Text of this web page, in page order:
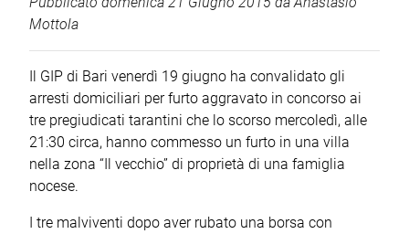
Mottola
Il GIP di Bari venerdì 19 giugno ha convalidato gli
arresti domiciliari per furto aggravato in concorso ai
tre pregiudicati tarantini che lo scorso mercoledì, alle
21:30 circa, hanno commesso un furto in una villa
nella zona “Il vecchio” di proprietà di una famiglia
nocese.
I tre malviventi dopo aver rubato una borsa con